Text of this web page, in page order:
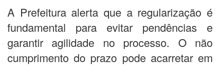
A Prefeitura alerta que a regularização é
fundamental para evitar pendências e
garantir agilidade no processo. O não
cumprimento do prazo pode acarretar em